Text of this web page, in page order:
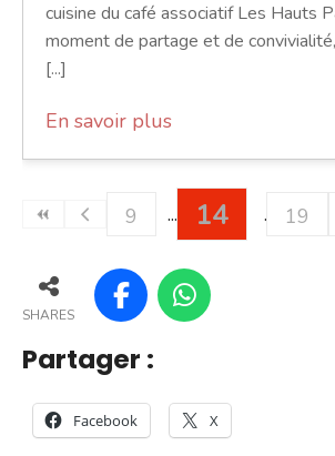
cuisine du café associatif Les Hauts
moment de partage et de
[...]
En savoir plus
9 14 19
SHARES
Partager :
Facebook X